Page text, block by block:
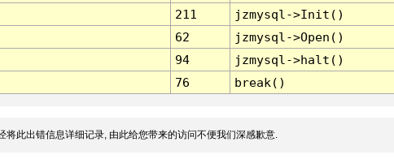
211
jzmysql->Init()
62
jzmysql->Open()
94
jzmysql->halt()
76 break()
将此出错信息详细记录, 由此给您带来的访问不便我们深感歉意.